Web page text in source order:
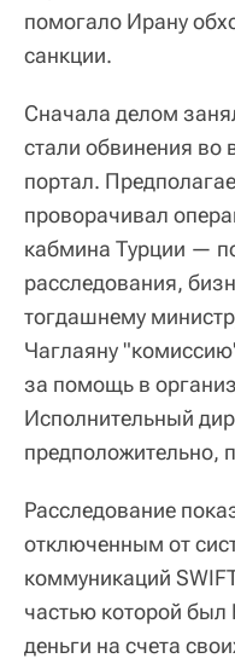
помогало Ирану
санкции.
Сначала делом
стали обвинения во
портал.
проворачивал
кабмина Турции —
расследования,
тогдашнему
Чаглаяну
за помощь в
Исполнительный
предположительно,
Расследование
отключенным от
коммуникаций
частью которой
деньги на счета